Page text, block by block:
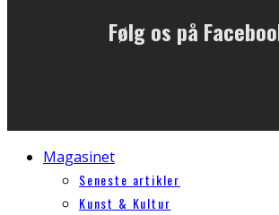
Følg os på
Magasinet
Seneste artikler
Kunst & Kultur